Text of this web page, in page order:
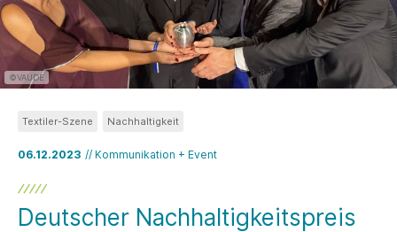
©VAUDE
06.12.2023 // Kommunikation + Event
Textiler-Szene Nachhaltigkeit
Deutscher Nachhaltigkeitspreis